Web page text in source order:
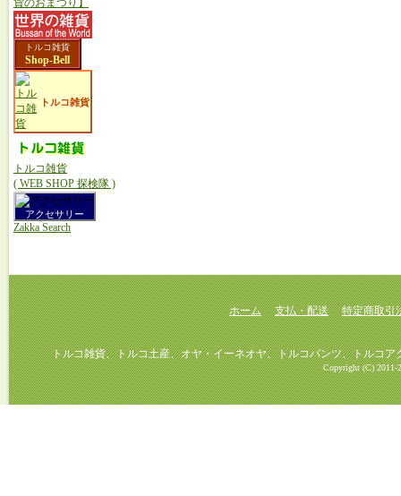
トルコ雑貨
Shop-Bell
トルコ雑貨
トルコ雑貨
( WEB SHOP 探検隊 )
アクセサリー
Zakka Search
ホーム 支払・配送 特定商取引
トルコ雑貨、トルコ土産、オヤ・イーネオヤ、トルコパンツ、トルコアク
Copyright (C) 2011-